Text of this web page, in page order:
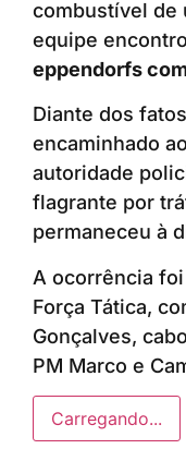
combustível de
equipe
eppendorfs
Diante dos
encaminhado
autoridade
flagrante por
permaneceu à
A ocorrência
Força Tática,
Gonçalves,
PM Marco e
Carregando...